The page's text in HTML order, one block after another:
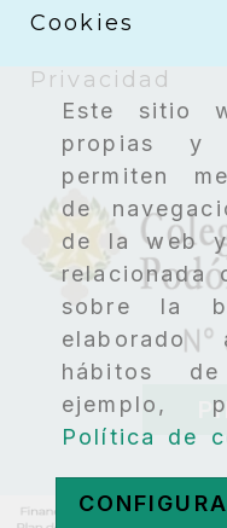
Este sitio
propias y
permiten
de
de la web
relacionada
sobre la
hábitos
ejemplo,
Política de
Cookies
Privacidad